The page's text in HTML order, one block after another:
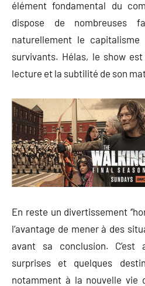
élément fondamental du
dispose de nombreuses
naturellement le
survivants. Hélas, le show
lecture et la subtilité de son
En reste un divertissement
l’avantage de mener à des
avant sa conclusion. C’est
surprises et quelques
notamment à la nouvelle vie